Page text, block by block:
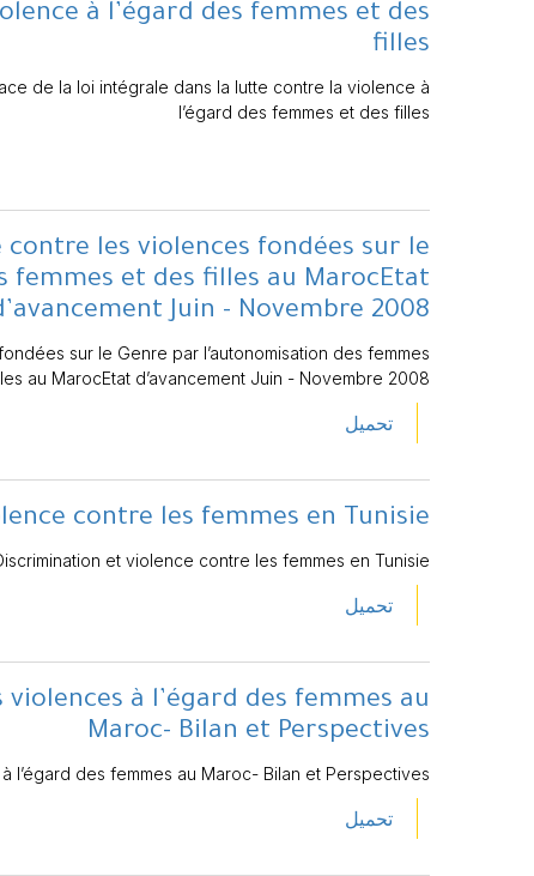
à l’égard des femmes et des
filles
de la loi intégrale dans la lutte contre la violence à
l’égard des femmes et des filles
les violences fondées sur le
femmes et des filles au MarocEtat
Juin - Novembre 2008
sur le Genre par l’autonomisation des femmes
au MarocEtat d’avancement Juin - Novembre 2008
تحميل
contre les femmes en Tunisie
et violence contre les femmes en Tunisie
تحميل
à l’égard des femmes au
Maroc- Bilan et Perspectives
l’égard des femmes au Maroc- Bilan et Perspectives
تحميل